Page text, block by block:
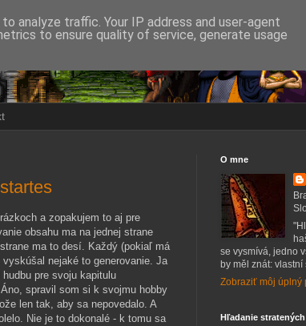
a zopakujem to aj pre
obsahu ma na jednej strane
ma to desí. Každý (pokiaľ má
nejaké to generovanie. Ja
pre svoju kapitulu
spravil som si k svojmu hobby
len tak, aby sa nepovedalo. A
Nie je to dokonalé - k tomu sa
O mne
se vysmívá, jedno
by měl znát: vlastní
Zobraziť môj úplný
Hľadanie
analyze traffic. Your IP address and user-agent
to ensure quality of service, generate usage